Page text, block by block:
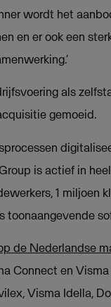
wordt het
en er ook een
als
gemoeid.
is actief in
1 miljoen
toonaangevende
de Nederlandse
Connect en
Visma Idella,